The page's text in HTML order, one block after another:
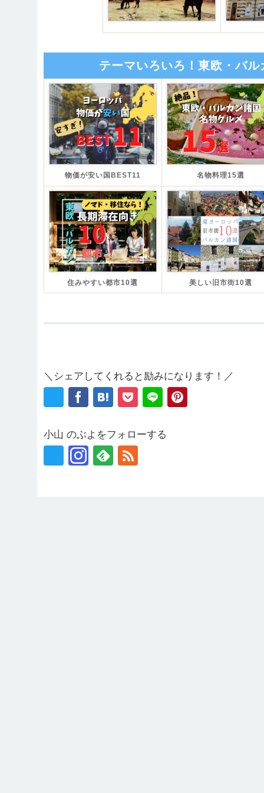
テーマいろいろ！東欧・バ
物価が安い国BEST11 名物料理15選
住みやすい都市10選 美しい旧市街10選
＼シェアしてくれると励みになります！／
小山 のぶよをフォローする